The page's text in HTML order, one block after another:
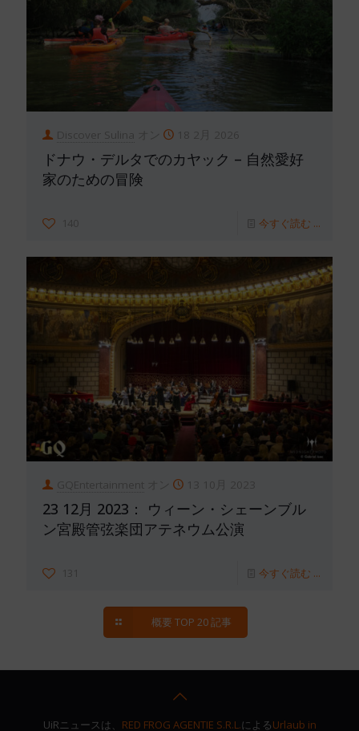
Discover Sulina 18 2月 2026
ドナウ・デルタでのカヤック – 自然愛好
家のための冒険
140 今すぐ読む ...
GQEntertainment 13 10月 2023
23 12月 2023： ウィーン・シェーンブル
ン宮殿管弦楽団アテネウム公演
131 今すぐ読む ...
概要 TOP 20 記事
UiRニュースは、 RED FROG AGENTIE S.R.L.によるUrlaub in